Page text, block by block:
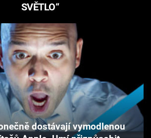
SVĚTLO“
dostávají vymodlenou